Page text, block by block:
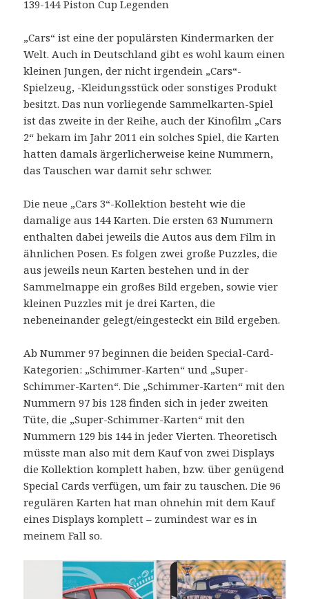
139-144 Piston Cup Legenden
„Cars“ ist eine der populärsten Kindermarken der
Welt. Auch in Deutschland gibt es wohl kaum einen
kleinen Jungen, der nicht irgendein „Cars“-
Spielzeug, -Kleidungsstück oder sonstiges Produkt
besitzt. Das nun vorliegende Sammelkarten-Spiel
ist das zweite in der Reihe, auch der Kinofilm „Cars
2“ bekam im Jahr 2011 ein solches Spiel, die Karten
hatten damals ärgerlicherweise keine Nummern,
das Tauschen war damit sehr schwer.
Die neue „Cars 3“-Kollektion besteht wie die
damalige aus 144 Karten. Die ersten 63 Nummern
enthalten dabei jeweils die Autos aus dem Film in
ähnlichen Posen. Es folgen zwei große Puzzles, die
aus jeweils neun Karten bestehen und in der
Sammelmappe ein großes Bild ergeben, sowie vier
kleinen Puzzles mit je drei Karten, die
nebeneinander gelegt/eingesteckt ein Bild ergeben.
Ab Nummer 97 beginnen die beiden Special-Card-
Kategorien: „Schimmer-Karten“ und „Super-
Schimmer-Karten“. Die „Schimmer-Karten“ mit den
Nummern 97 bis 128 finden sich in jeder zweiten
Tüte, die „Super-Schimmer-Karten“ mit den
Nummern 129 bis 144 in jeder Vierten. Theoretisch
müsste man also mit dem Kauf von zwei Displays
die Kollektion komplett haben, bzw. über genügend
Special Cards verfügen, um fair zu tauschen. Die 96
regulären Karten hat man ohnehin mit dem Kauf
eines Displays komplett – zumindest war es in
meinem Fall so.